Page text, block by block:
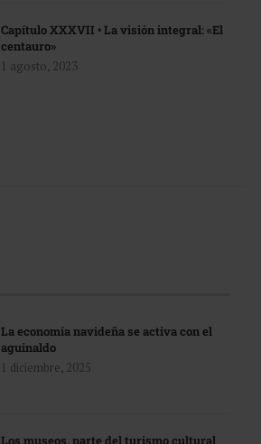
Capítulo XXXVII • La visión integral: «El
centauro»
1 agosto, 2023
La economía navideña se activa con el
aguinaldo
1 diciembre, 2025
Los museos, parte del turismo cultural